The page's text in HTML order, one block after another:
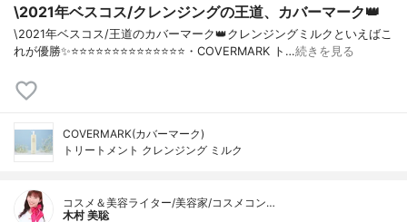
\2021年ベスコス/クレンジングの王道、カバーマーク👑
\2021年ベスコス/王道のカバーマーク👑クレンジングミルクといえばこ
れが優勝✨⭐️⭐️⭐️⭐️⭐️⭐️⭐️⭐️⭐️⭐️⭐️⭐️⭐️⭐️・COVERMARK ト…続きを見る
COVERMARK(カバーマーク)
トリートメント クレンジング ミルク
コスメ＆美容ライター/美容家/コスメコン…
木村 美聡